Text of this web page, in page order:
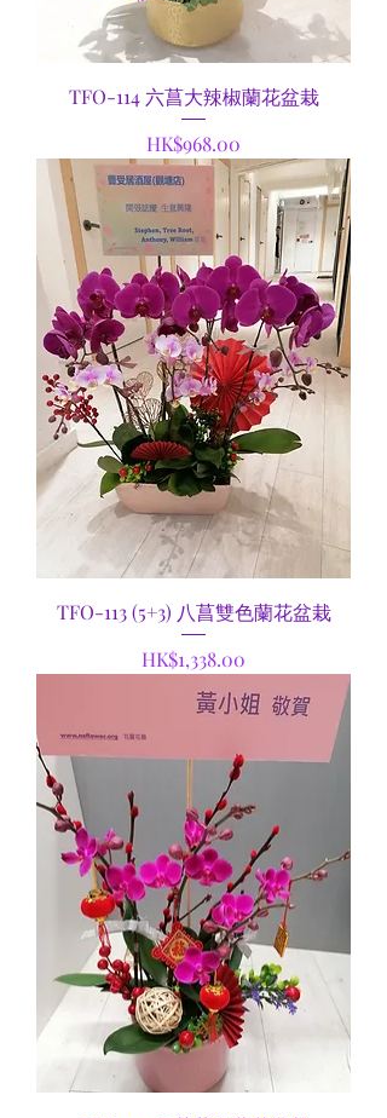
TFO-114 六菖大辣椒蘭花盆栽
Price
HK$968.00
TFO-113 (5+3) 八菖雙色蘭花盆栽
Price
HK$1,338.00